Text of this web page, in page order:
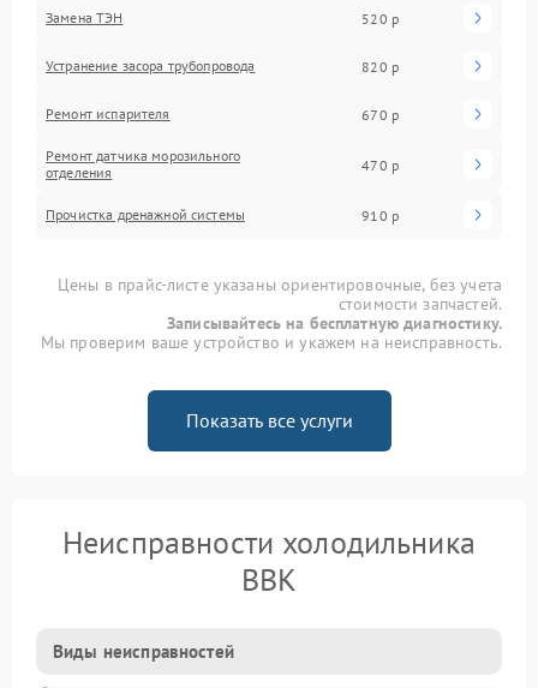
Замена ТЭН 520 р
Устранение засора трубопровода 820 р
Ремонт испарителя 670 р
Ремонт датчика морозильного
отделения
470 р
Прочистка дренажной системы 910 р
Цены в прайс-листе указаны ориентировочные, без учета
стоимости запчастей.
Записывайтесь на бесплатную диагностику.
Мы проверим ваше устройство и укажем на неисправность.
Показать все услуги
Неисправности холодильника
BBK
Виды неисправностей